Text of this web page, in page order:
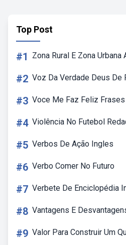
Top Post
#1 Zona Rural E Zona Urbana
#2 Voz Da Verdade Deus De
#3 Voce Me Faz Feliz Frases
#4 Violência No Futebol
#5 Verbos De Ação Ingles
#6 Verbo Comer No Futuro
#7 Verbete De Enciclopédia
#8 Vantagens E
#9 Valor Para Construir Um